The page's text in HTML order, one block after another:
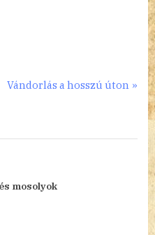
N
t
s
Vándorlás a hosszú úton
mosolyok